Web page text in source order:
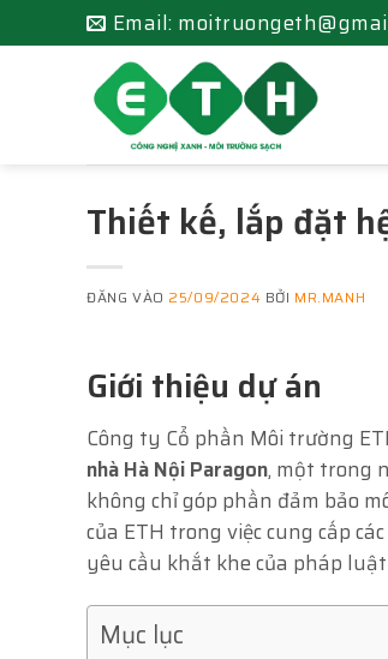
qua
Email:
Thiết kế, lắp đặt
ĐĂNG VÀO 25/09/2024 BỞI MR.MANH
Giới thiệu dự án
Công ty Cổ phần Môi trường
nhà Hà Nội Paragon, một trong
không chỉ góp phần đảm bảo
của ETH trong việc cung cấp
yêu cầu khắt khe của pháp
Mục lục